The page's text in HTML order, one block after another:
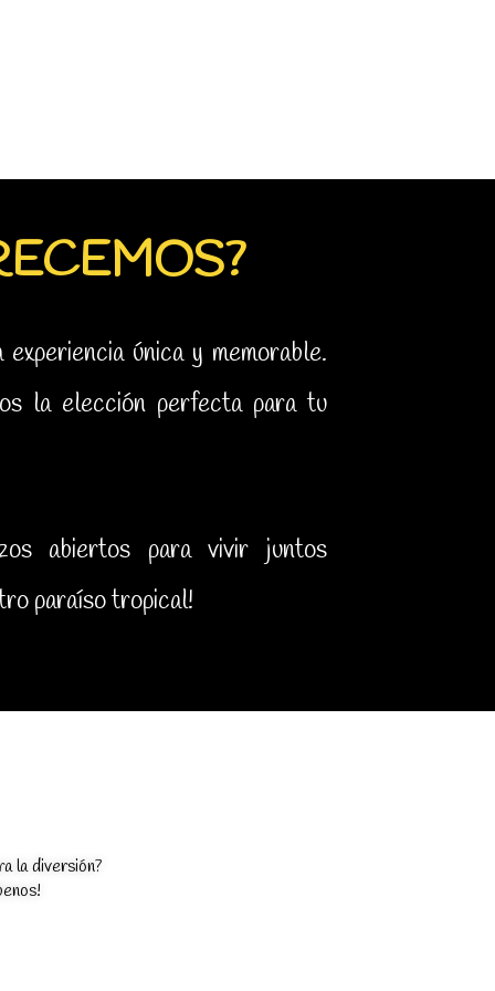
única y memorable.
la elección perfecta para tu
abiertos para vivir juntos
paraíso tropical!
la diversión?